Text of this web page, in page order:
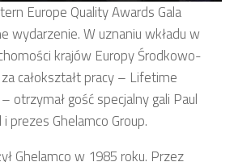
Europe Quality Awards Gala
wydarzenie. W uznaniu wkładu w
krajów Europy Środkowo-
całokształt pracy – Lifetime
otrzymał gość specjalny gali Paul
prezes Ghelamco Group.
Ghelamco w 1985 roku. Przez